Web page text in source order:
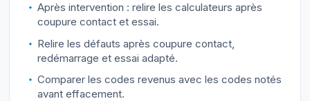
Après intervention : relire les calculateurs après
coupure contact et essai.
Relire les défauts après coupure contact,
redémarrage et essai adapté.
Comparer les codes revenus avec les codes notés
avant effacement.